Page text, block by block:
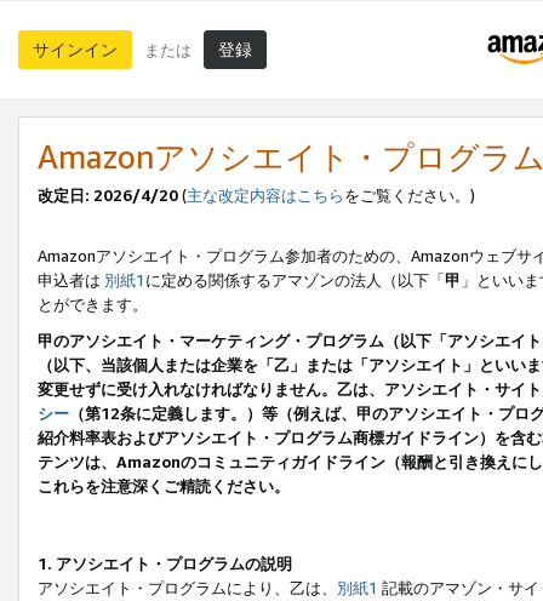
サインイン または 登録
Amazonアソシエイト・プログラ
改定日: 2026/4/20(主な改定内容はこちらをご覧ください。)
Amazonアソシエイト・プログラム参加者のための、Amazonウェブサ
申込者は 別紙1 に定める関係するアマゾンの法人（以下「甲 」といい
とができます。
甲のアソシエイト・マーケティング・プログラム（以下「アソシエイ
（以下、当該個人または企業を「乙」または「アソシエイト」とい
変更せずに受け入れなければなりません。乙は、アソシエイト・サイ
シー （第12条に定義します。）等（例えば、甲のアソシエイト・プ
紹介料率表およびアソシエイト・プログラム商標ガイドライン）を
テンツは、Amazonのコミュニティガイドライン（報酬と引き換えに
これらを注意深くご精読ください。
1. アソシエイト・プログラムの説明
アソシエイト・プログラムにより、乙は、 別紙1 記載のアマゾン・サ